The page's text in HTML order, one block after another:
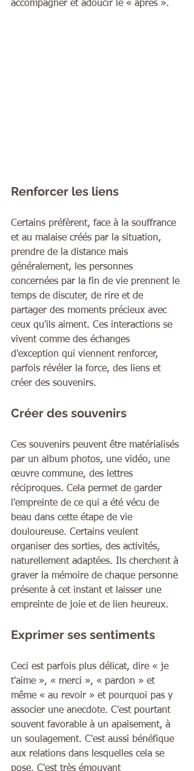
accompagner et adoucir le « après ».
Renforcer les liens
Certains préfèrent, face à la souffrance
et au malaise créés par la situation,
prendre de la distance mais
généralement, les personnes
concernées par la fin de vie prennent le
temps de discuter, de rire et de
partager des moments précieux avec
ceux qu'ils aiment. Ces interactions se
vivent comme des échanges
d'exception qui viennent renforcer,
parfois révéler la force, des liens et
créer des souvenirs.
Créer des souvenirs
Ces souvenirs peuvent être matérialisés
par un album photos, une vidéo, une
œuvre commune, des lettres
réciproques. Cela permet de garder
l'empreinte de ce qui a été vécu de
beau dans cette étape de vie
douloureuse. Certains veulent
organiser des sorties, des activités,
naturellement adaptées. Ils cherchent à
graver la mémoire de chaque personne
présente à cet instant et laisser une
empreinte de joie et de lien heureux.
Exprimer ses sentiments
Ceci est parfois plus délicat, dire « je
t'aime », « merci », « pardon » et
même « au revoir » et pourquoi pas y
associer une anecdote. C'est pourtant
souvent favorable à un apaisement, à
un soulagement. C'est aussi bénéfique
aux relations dans lesquelles cela se
pose. C'est très émouvant